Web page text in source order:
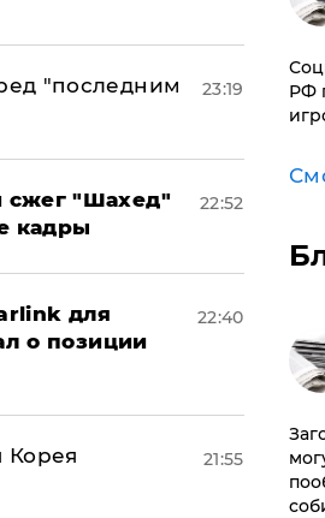
"последним
23:19
сжег "Шахед"
кадры
22:52
для
о позиции
22:40
Корея
21:55
РФ